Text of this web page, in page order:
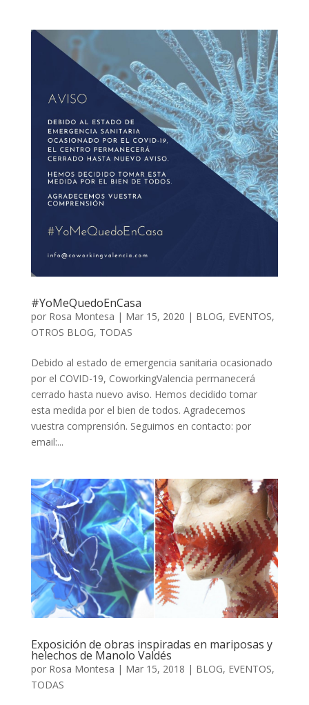
#YoMeQuedoEnCasa
por Rosa Montesa | Mar 15, 2020 | BLOG, EVENTOS,
OTROS BLOG, TODAS
Debido al estado de emergencia sanitaria ocasionado
por el COVID-19, CoworkingValencia permanecerá
cerrado hasta nuevo aviso. Hemos decidido tomar
esta medida por el bien de todos. Agradecemos
vuestra comprensión. Seguimos en contacto: por
email:...
Exposición de obras inspiradas en mariposas y
helechos de Manolo Valdés
por Rosa Montesa | Mar 15, 2018 | BLOG, EVENTOS,
TODAS